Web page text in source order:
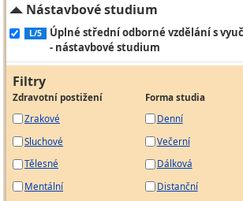
Nástavbové studium
L/5
Úplné střední odborné vzdělání s
- nástavbové studium
Filtry
Zdravotní postižení
Zrakové
Sluchové
Tělesné
Mentální
Forma studia
Denní
Večerní
Dálková
Distanční